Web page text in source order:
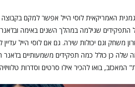
האמריקאית לוסי הייל אפשר למקם
שגילמה במהלך השנים באימה ובז'אנרים
משחק וגם יכולות שירה. גם אם לוסי הייל
בואו להכיר אילו סרטים וסדרות